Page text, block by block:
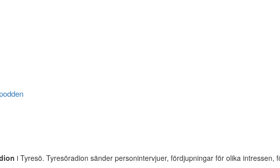
i Tyresö. Tyresöradion sänder personintervjuer, fördjupningar för olika intressen,